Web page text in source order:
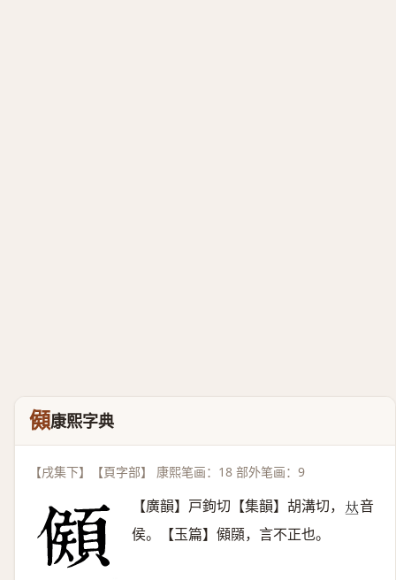
䫛康熙字典
【戌集下】【頁字部】 康熙笔画：18 部外笔画：9
【廣韻】戸鉤切【集韻】胡溝切， 𠀤音
侯。【玉篇】䫛䫗，言不正也。